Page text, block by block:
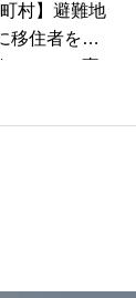
村】避難地
移住者を増
ーツアー事